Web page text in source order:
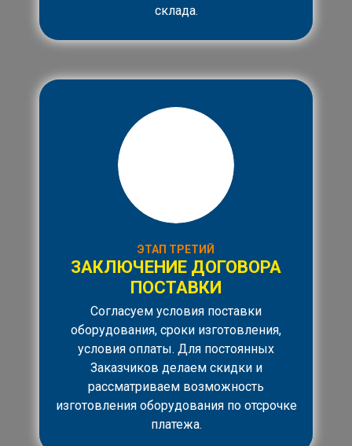
склада.
ЭТАП ТРЕТИЙ
ЗАКЛЮЧЕНИЕ ДОГОВОРА
ПОСТАВКИ
Согласуем условия поставки
оборудования, сроки изготовления,
условия оплаты. Для постоянных
Заказчиков делаем скидки и
рассматриваем возможность
изготовления оборудования по отсрочке
платежа.